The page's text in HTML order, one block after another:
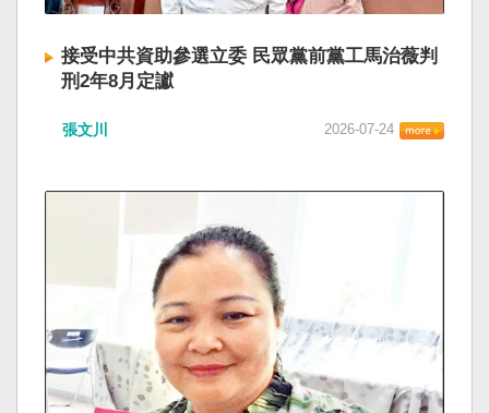
接受中共資助參選立委 民眾黨前黨工馬治薇判
刑2年8月定讞
張文川 2026-07-24